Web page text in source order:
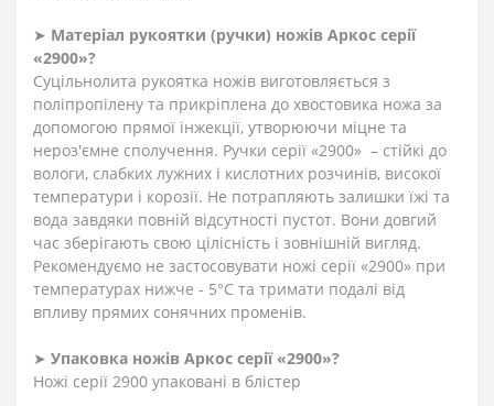
➤ Матеріал рукоятки (ручки) ножів Аркос серії
«2900»?
Суцільнолита рукоятка ножів виготовляється з
поліпропілену та прикріплена до хвостовика ножа за
допомогою прямої інжекції, утворюючи міцне та
нероз'ємне сполучення. Ручки серії «2900» – стійкі до
вологи, слабких лужних і кислотних розчинів, високої
температури і корозії. Не потрапляють залишки їжі та
вода завдяки повній відсутності пустот. Вони довгий
час зберігають свою цілісність і зовнішній вигляд.
Рекомендуємо не застосовувати ножі серії «2900» при
температурах нижче - 5°С та тримати подалі від
впливу прямих сонячних променів.
➤ Упаковка ножів Аркос серії «2900»?
Ножі серії 2900 упаковані в блістер